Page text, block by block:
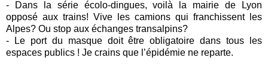
-
Dans la série écolo-dingues, voilà la mairie de Lyon
opposé aux trains! Vive les camions qui franchissent les
Alpes? Ou stop aux échanges transalpins?
-
Le port du masque doit être obligatoire dans tous les
espaces publics ! Je crains que l’épidémie ne reparte.